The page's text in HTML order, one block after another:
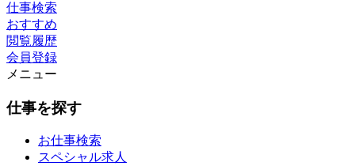
仕事検索
おすすめ
閲覧履歴
会員登録
メニュー
仕事を探す
お仕事検索
スペシャル求人